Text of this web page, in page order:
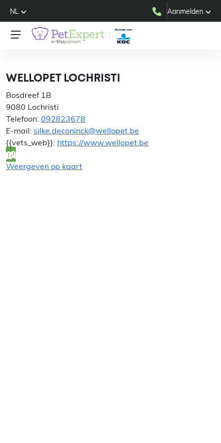
NL Aanmelden
WELLOPET LOCHRISTI
Bosdreef 1B
9080 Lochristi
Telefoon: 092823678
E-mail: silke.deconinck@wellopet.be
{{vets_web}}: https://www.wellopet.be
Weergeven op kaart